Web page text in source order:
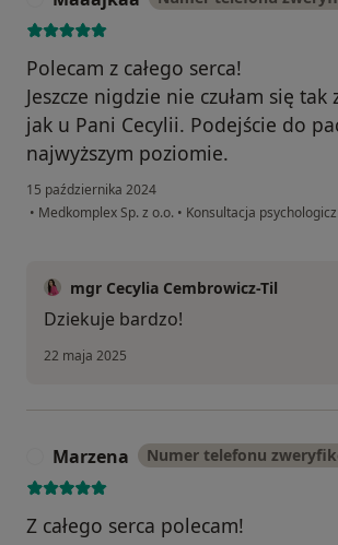
Polecam z całego serca!
Jeszcze nigdzie nie czułam się
jak u Pani Cecylii. Podejście do
najwyższym poziomie.
15 października 2024
• Medkomplex Sp. z o.o. • Konsultacja
mgr Cecylia Cembrowicz-Til
Dziekuje bardzo!
22 maja 2025
Marzena Numer telefonu
Z całego serca polecam!